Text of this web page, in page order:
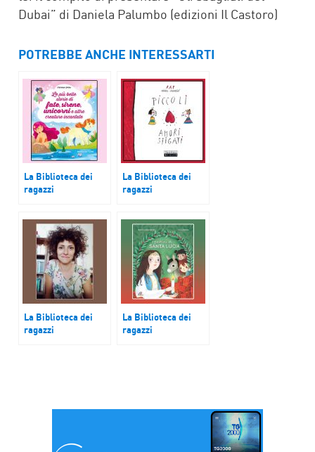
Dubai” di Daniela Palumbo (edizioni Il Castoro)
POTREBBE ANCHE INTERESSARTI
La Biblioteca dei
ragazzi
La Biblioteca dei
ragazzi
La Biblioteca dei
ragazzi
La Biblioteca dei
ragazzi